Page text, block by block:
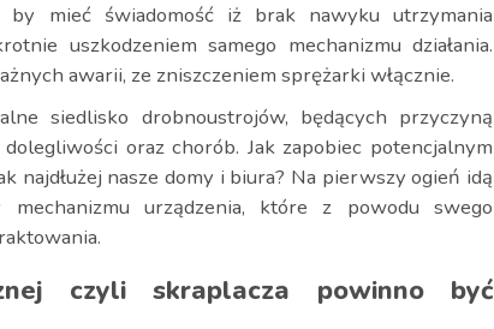
by mieć świadomość iż brak nawyku utrzymania
uszkodzeniem samego mechanizmu działania.
awarii, ze zniszczeniem sprężarki włącznie.
siedlisko drobnoustrojów, będących przyczyną
oraz chorób. Jak zapobiec potencjalnym
najdłużej nasze domy i biura? Na pierwszy ogień idą
urządzenia, które z powodu swego
czyli skraplacza powinno być